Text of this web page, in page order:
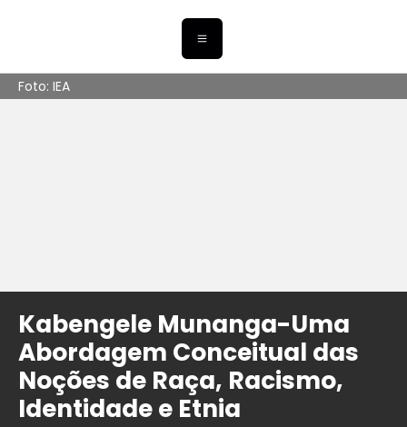
Foto: IEA
Kabengele Munanga-Uma
Abordagem Conceitual das
Noções de Raça, Racismo,
Identidade e Etnia